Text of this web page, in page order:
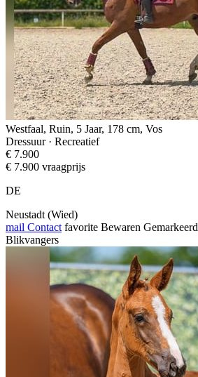
Westfaal, Ruin, 5 Jaar, 178 cm, Vos
Dressuur · Recreatief
€ 7.900
€ 7.900 vraagprijs
DE
Neustadt (Wied)
mail Contact favorite Bewaren Gemarkeerd
Blikvangers